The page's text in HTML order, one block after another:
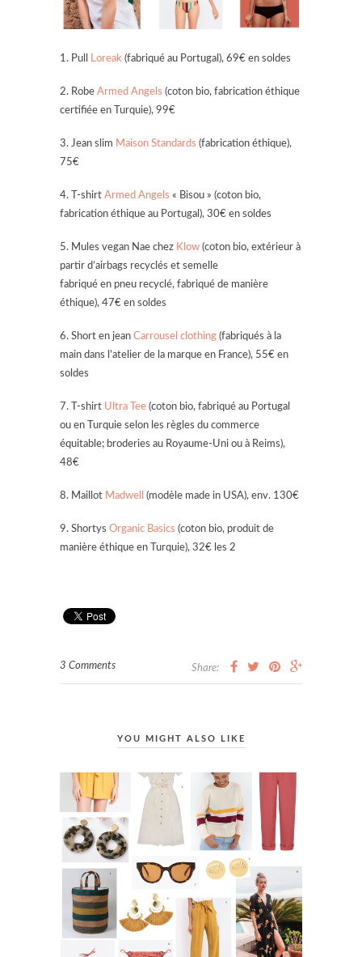
1. Pull Loreak (fabriqué au Portugal), 69€ en soldes
2. Robe Armed Angels (coton bio, fabrication éthique
certifiée en Turquie), 99€
3. Jean slim Maison Standards (fabrication éthique),
75€
4. T-shirt Armed Angels « Bisou » (coton bio,
fabrication éthique au Portugal), 30€ en soldes
5. Mules vegan Nae chez Klow (coton bio, extérieur à
partir d’airbags recyclés et semelle
fabriqué en pneu recyclé, fabriqué de manière
éthique), 47€ en soldes
6. Short en jean Carrousel clothing (fabriqués à la
main dans l’atelier de la marque en France), 55€ en
soldes
7. T-shirt Ultra Tee (coton bio, fabriqué au Portugal
ou en Turquie selon les règles du commerce
équitable; broderies au Royaume-Uni ou à Reims),
48€
8. Maillot Madwell (modèle made in USA), env. 130€
9. Shortys Organic Basics (coton bio, produit de
manière éthique en Turquie), 32€ les 2
3 Comments Share:
YOU MIGHT ALSO LIKE